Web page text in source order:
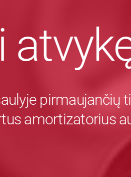
pirmaujančių
amortizatorius